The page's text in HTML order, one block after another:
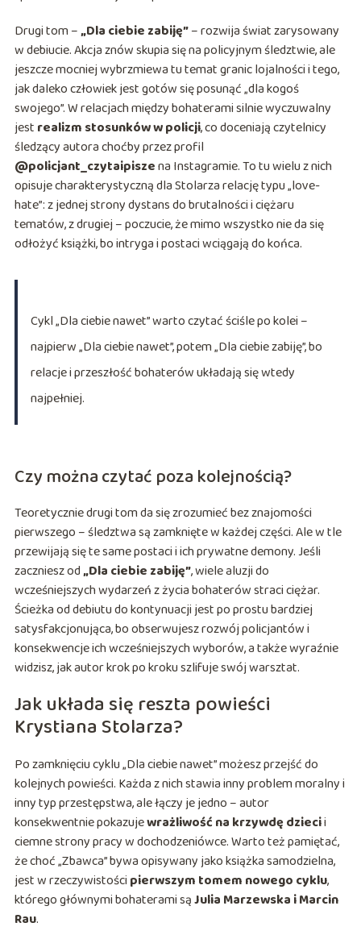
Drugi tom –„Dla ciebie zabiję”– rozwija świat zarysowany
w debiucie. Akcja znów skupia się na policyjnym śledztwie, ale
jeszcze mocniej wybrzmiewa tu temat granic lojalności i tego,
jak daleko człowiek jest gotów się posunąć „dla kogoś
swojego”. W relacjach między bohaterami silnie wyczuwalny
jest realizm stosunków w policji, co doceniają czytelnicy
śledzący autora choćby przez profil
@policjant_czytaipiszena Instagramie. To tu wielu z nich
opisuje charakterystyczną dla Stolarza relację typu „love-
hate”: z jednej strony dystans do brutalności i ciężaru
tematów, z drugiej – poczucie, że mimo wszystko nie da się
odłożyć książki, bo intryga i postaci wciągają do końca.
Cykl „Dla ciebie nawet” warto czytać ściśle po kolei –
najpierw „Dla ciebie nawet”, potem „Dla ciebie zabiję”, bo
relacje i przeszłość bohaterów układają się wtedy
najpełniej.
Czy można czytać poza kolejnością?
Teoretycznie drugi tom da się zrozumieć bez znajomości
pierwszego – śledztwa są zamknięte w każdej części. Ale w tle
przewijają się te same postaci i ich prywatne demony. Jeśli
zaczniesz od„Dla ciebie zabiję”, wiele aluzji do
wcześniejszych wydarzeń z życia bohaterów straci ciężar.
Ścieżka od debiutu do kontynuacji jest po prostu bardziej
satysfakcjonująca, bo obserwujesz rozwój policjantów i
konsekwencje ich wcześniejszych wyborów, a także wyraźnie
widzisz, jak autor krok po kroku szlifuje swój warsztat.
Jak układa się reszta powieści
Krystiana Stolarza?
Po zamknięciu cyklu „Dla ciebie nawet” możesz przejść do
kolejnych powieści. Każda z nich stawia inny problem moralny i
inny typ przestępstwa, ale łączy je jedno – autor
konsekwentnie pokazujewrażliwość na krzywdę dziecii
ciemne strony pracy w dochodzeniówce. Warto też pamiętać,
że choć „Zbawca” bywa opisywany jako książka samodzielna,
jest w rzeczywistości pierwszym tomem nowego cyklu,
którego głównymi bohaterami sąJulia Marzewska i Marcin
Rau.